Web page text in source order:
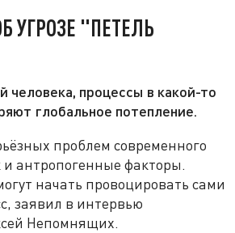
УГРОЗЕ "ПЕТЕЛЬ
процессы в какой-то
глобальное потепление.
проблем современного
антропогенные факторы.
начать провоцировать сами
заявил в интервью
Непомнящих.